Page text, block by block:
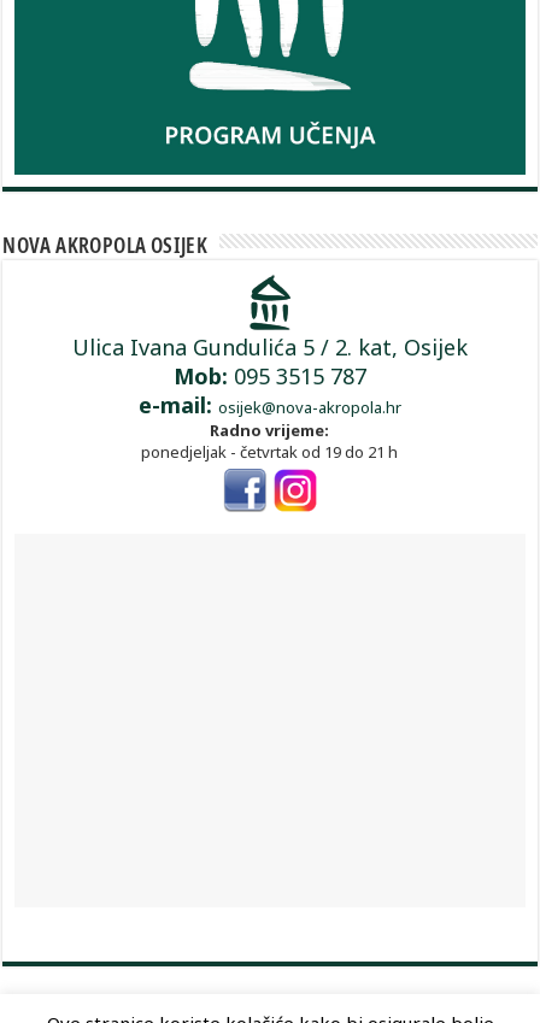
NOVA AKROPOLA OSIJEK
Ulica Ivana Gundulića 5 / 2. kat, Osijek
Mob: 095 3515 787
e-mail: osijek@nova-akropola.hr
Radno vrijeme:
ponedjeljak - četvrtak od 19 do 21 h